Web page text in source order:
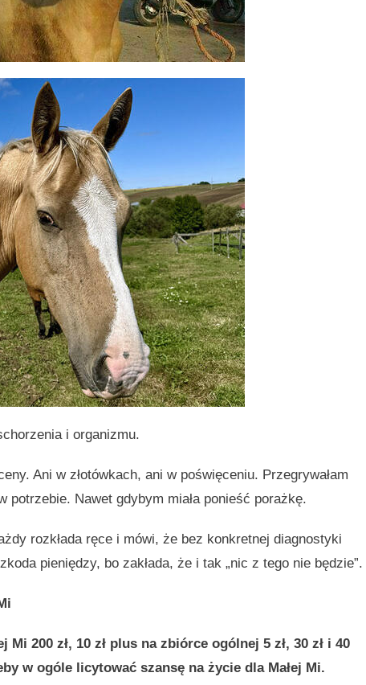
i organizmu.
Ani w złotówkach, ani w poświęceniu. Przegrywałam
Nawet gdybym miała ponieść porażkę.
rozkłada ręce i mówi, że bez konkretnej diagnostyki
pieniędzy, bo zakłada, że i tak „nic z tego nie będzie”.
200 zł, 10 zł plus na zbiórce ogólnej 5 zł, 30 zł i 40
w ogóle licytować szansę na życie dla Małej Mi.